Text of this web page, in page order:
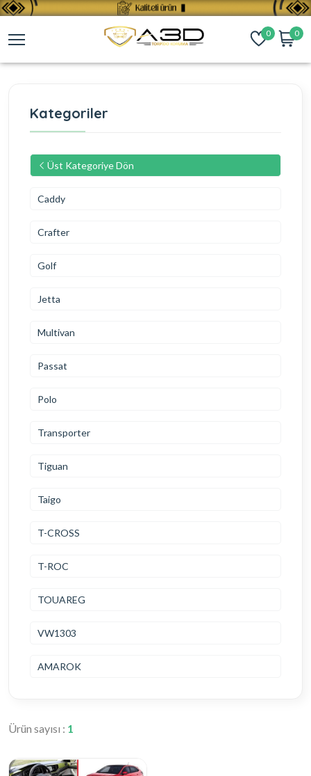
0 0
Kategoriler
Üst Kategoriye Dön
Caddy
Crafter
Golf
Jetta
Multivan
Passat
Polo
Transporter
Tiguan
Taigo
T-CROSS
T-ROC
TOUAREG
VW1303
AMAROK
Ürün sayısı : 1